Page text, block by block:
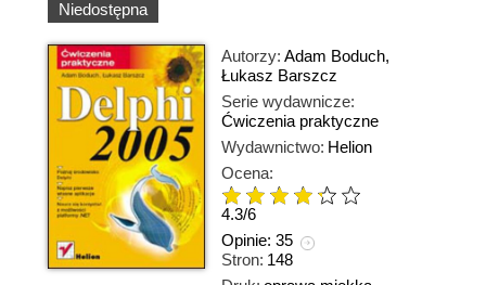
Niedostępna
Autorzy: Adam Boduch,
Łukasz Barszcz
Serie wydawnicze:
Ćwiczenia praktyczne
Wydawnictwo: Helion
Ocena:
4.3/6
Opinie: 35
Stron: 148